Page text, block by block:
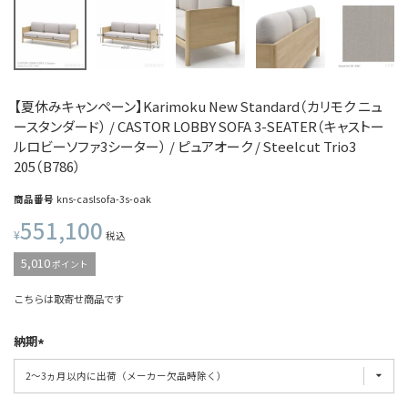
【夏休みキャンペーン】Karimoku New Standard（カリモク ニュ
ースタンダード） / CASTOR LOBBY SOFA 3-SEATER（キャストー
ルロビーソファ3シーター） / ピュアオーク / Steelcut Trio3
205（B786）
商品番号 kns-caslsofa-3s-oak
¥551,100 税込
5,010ポイント
こちらは取寄せ商品です
納期